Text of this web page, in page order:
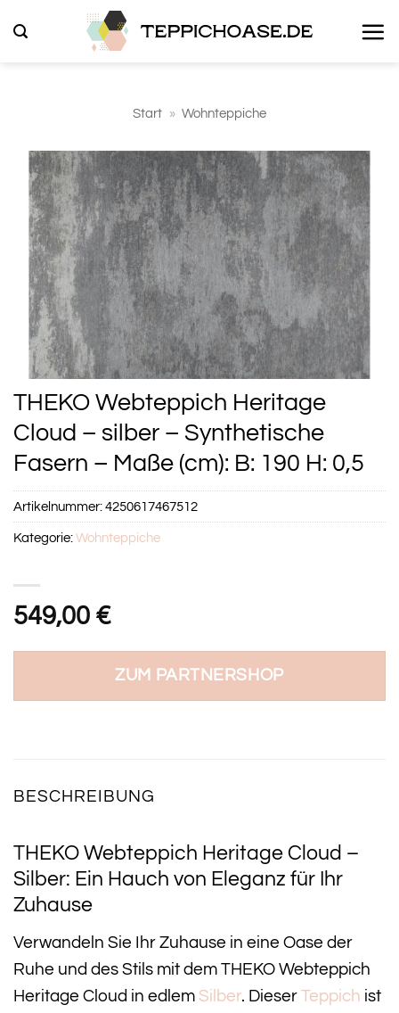
Inhalt
Start » Wohnteppiche
THEKO Webteppich Heritage
Cloud – silber – Synthetische
Fasern – Maße (cm): B: 190 H: 0,5
549,00 €
ZUM PARTNERSHOP
Artikelnummer:4250617467512
Kategorie:Wohnteppiche
BESCHREIBUNG
THEKO Webteppich Heritage Cloud –
Silber: Ein Hauch von Eleganz für Ihr
Zuhause
Verwandeln Sie Ihr Zuhause in eine Oase der
Ruhe und des Stils mit dem THEKO Webteppich
Heritage Cloud in edlem Silber. Dieser Teppich ist